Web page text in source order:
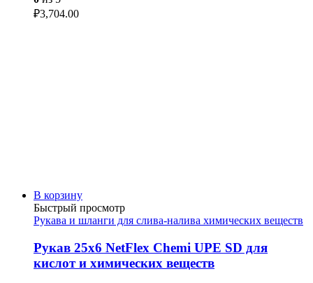
₽3,704.00
В корзину
Быстрый просмотр
Рукава и шланги для слива-налива химических веществ
Рукав 25х6 NetFlex Chemi UPE SD для
кислот и химических веществ